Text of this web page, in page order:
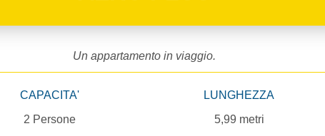
Un appartamento in viaggio.
CAPACITA'
LUNGHEZZA
2 Persone
5,99 metri